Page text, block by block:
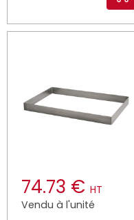
74.73 € HT
Vendu à l'unité